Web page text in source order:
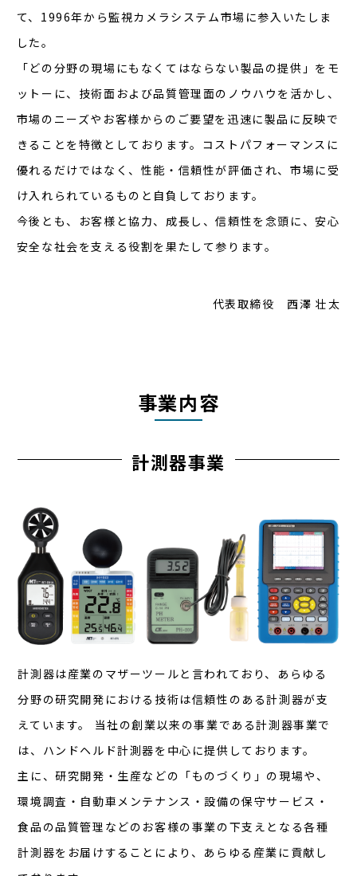
て、1996年から監視カメラシステム市場に参入いたしま
した。
「どの分野の現場にもなくてはならない製品の提供」をモ
ットーに、技術面および品質管理面のノウハウを活かし、
市場のニーズやお客様からのご要望を迅速に製品に反映で
きることを特徴としております。コストパフォーマンスに
優れるだけではなく、性能・信頼性が評価され、市場に受
け入れられているものと自負しております。
今後とも、お客様と協力、成長し、信頼性を念頭に、安心
安全な社会を支える役割を果たして参ります。
代表取締役 西澤 壮太
事業内容
計測器事業
計測器は産業のマザーツールと言われており、あらゆる
分野の研究開発における技術は信頼性のある計測器が支
えています。 当社の創業以来の事業である計測器事業で
は、ハンドヘルド計測器を中心に提供しております。
主に、研究開発・生産などの「ものづくり」の現場や、
環境調査・自動車メンテナンス・設備の保守サービス・
食品の品質管理などのお客様の事業の下支えとなる各種
計測器をお届けすることにより、あらゆる産業に貢献し